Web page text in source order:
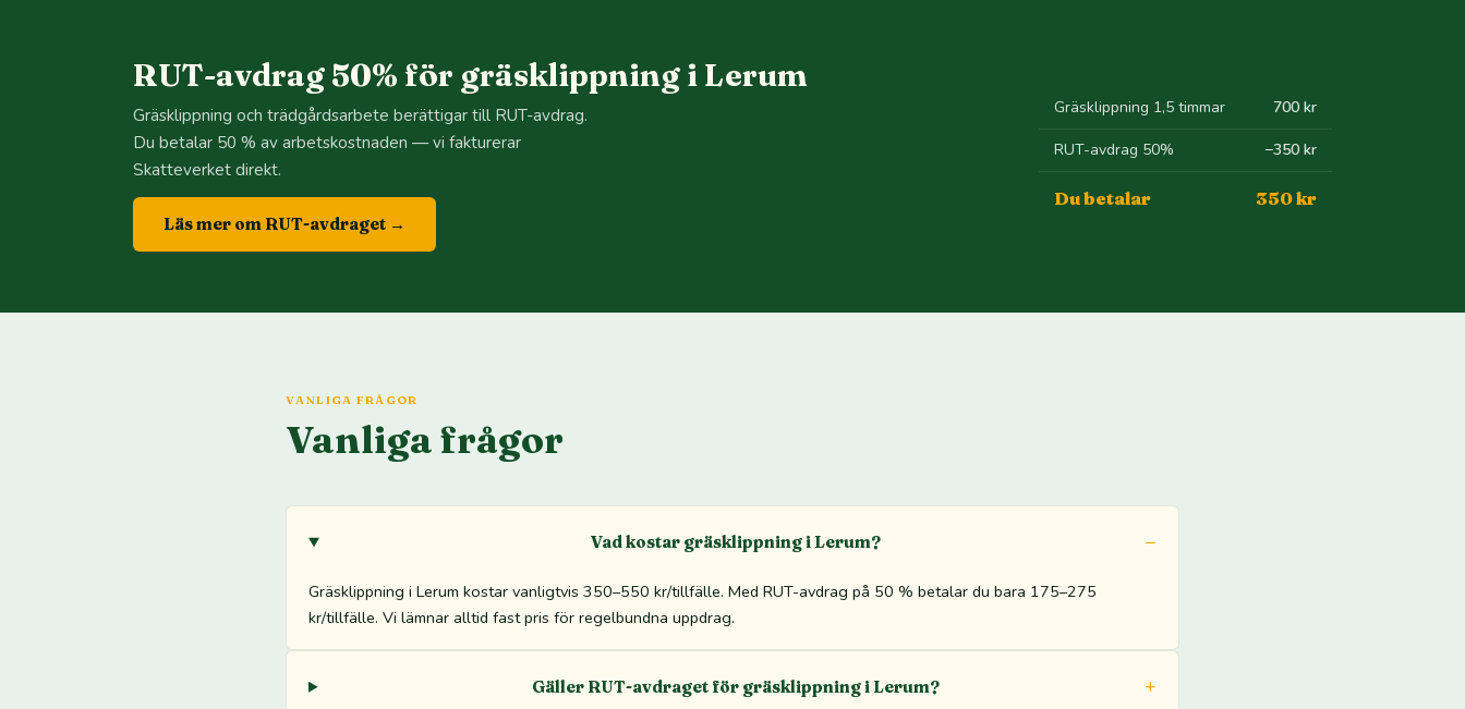
RUT-avdrag 50% för gräsklippning i Lerum
Gräsklippning och trädgårdsarbete berättigar till RUT-avdrag.
Du betalar 50 % av arbetskostnaden — vi fakturerar
Skatteverket direkt.
Läs mer om RUT-avdraget →
Gräsklippning 1,5 timmar 700 kr
RUT-avdrag 50% −350 kr
Du betalar 350 kr
VANLIGA FRÅGOR
Vanliga frågor
Vad kostar gräsklippning i Lerum?
Gräsklippning i Lerum kostar vanligtvis 350–550 kr/tillfälle. Med RUT-avdrag på 50 % betalar du bara 175–275
kr/tillfälle. Vi lämnar alltid fast pris för regelbundna uppdrag.
Gäller RUT-avdraget för gräsklippning i Lerum?